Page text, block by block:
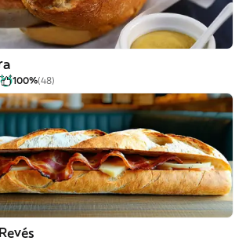
100%(48)